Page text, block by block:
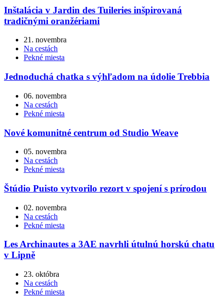
Inštalácia v Jardin des Tuileries inšpirovaná
tradičnými oranžériami
21. novembra
Na cestách
Pekné miesta
Jednoduchá chatka s výhľadom na údolie Trebbia
06. novembra
Na cestách
Pekné miesta
Nové komunitné centrum od Studio Weave
05. novembra
Na cestách
Pekné miesta
Štúdio Puisto vytvorilo rezort v spojení s prírodou
02. novembra
Na cestách
Pekné miesta
Les Archinautes a 3AE navrhli útulnú horskú chatu
v Lipně
23. októbra
Na cestách
Pekné miesta